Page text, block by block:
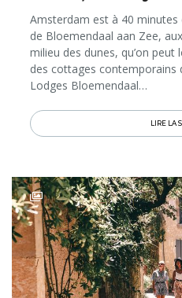
Amsterdam est à 40
de Bloemendaal aan Zee,
milieu des dunes, qu’on peut
des cottages contemporains
Lodges Bloemendaal…
LIRE LA